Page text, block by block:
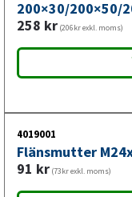
200×30/200×50/
258 kr (206kr exkl. moms)
4019001
Flänsmutter
91 kr (73kr exkl. moms)